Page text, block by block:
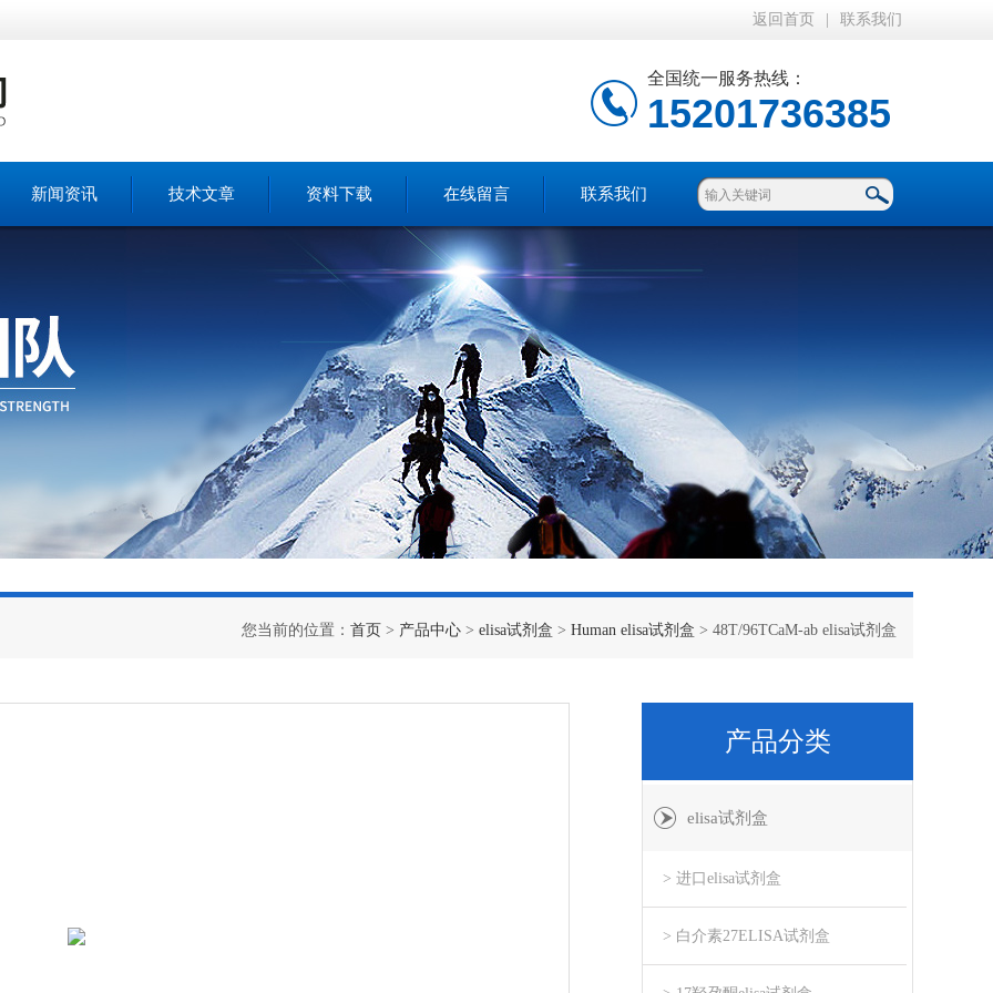
返回首页 联系我们
全国统一服务热线：
15201736385
新闻资讯 技术文章 资料下载 在线留言 联系我们
您当前的位置： 首页 > 产品中心 > elisa试剂盒 > Human elisa试剂盒 > 48T/96TCaM-ab elisa试剂盒
产品分类
elisa试剂盒
> 进口elisa试剂盒
> 白介素27ELISA试剂盒